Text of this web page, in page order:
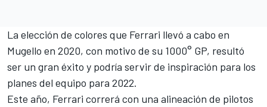
La elección de colores que Ferrari llevó a cabo en
Mugello en 2020, con motivo de su 1000° GP, resultó
ser un gran éxito y podría servir de inspiración para los
planes del equipo para 2022.
Este año, Ferrari correrá con una alineación de pilotos